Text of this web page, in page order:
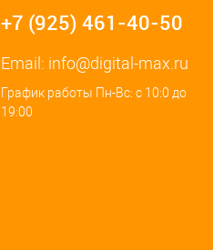
+7 (925) 461-40-50
Email: info@digital-max.ru
График работы Пн-Вс: с 10:0 до
19:00